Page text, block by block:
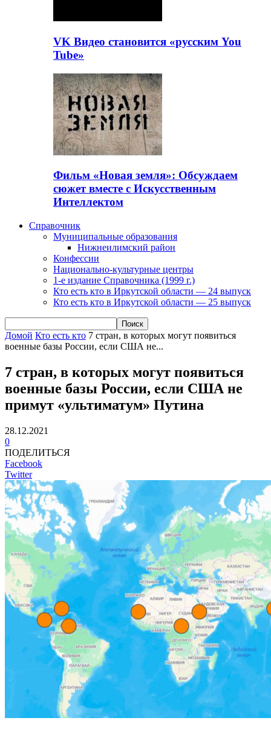
VK Видео становится «русским You
Tube»
Фильм «Новая земля»: Обсуждаем
сюжет вместе с Искусственным
Интеллектом
Справочник
Муниципальные образования
Нижнеилимский район
Конфессии
Национально-культурные центры
1-е издание Справочника (1999 г.)
Кто есть кто в Иркутской области — 24 выпуск
Кто есть кто в Иркутской области — 25 выпуск
Домой Кто есть кто 7 стран, в которых могут появиться
военные базы России, если США не...
7 стран, в которых могут появиться
военные базы России, если США не
примут «ультиматум» Путина
28.12.2021
0
ПОДЕЛИТЬСЯ
Facebook
Twitter